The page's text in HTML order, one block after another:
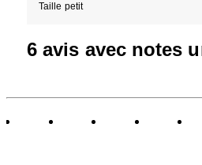
Taille petit
6 avis avec notes